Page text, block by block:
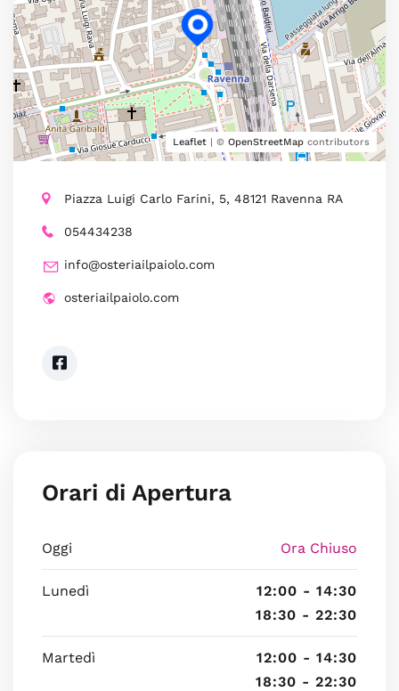
Leaflet | © OpenStreetMap contributors
Piazza Luigi Carlo Farini, 5, 48121 Ravenna RA
054434238
info@osteriailpaiolo.com
osteriailpaiolo.com
Orari di Apertura
Oggi Ora Chiuso
Lunedì
12:00 - 14:30
18:30 - 22:30
Martedì
12:00 - 14:30
18:30 - 22:30